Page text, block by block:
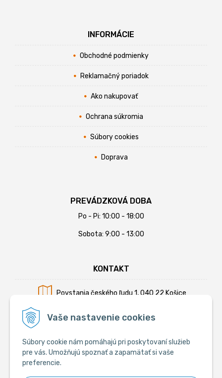
Vaše nastavenie cookies
Súbory cookie nám pomáhajú pri poskytovaní služieb
pre vás. Umožňujú spoznať a zapamätať si vaše
preferencie.
INFORMÁCIE
Obchodné podmienky
Reklamačný poriadok
Ako nakupovať
Ochrana súkromia
Súbory cookies
Doprava
PREVÁDZKOVÁ DOBA
Po - Pi: 10:00 - 18:00
Sobota: 9:00 - 13:00
KONTAKT
Povstania českého ľudu 1, 040 22 Košice
Mobil:+421 902 794 355
E-mail:info@krmiva.sk